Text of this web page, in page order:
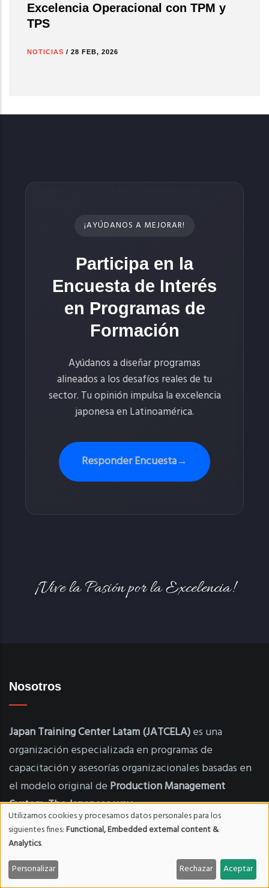
Excelencia Operacional con TPM y
TPS
NOTICIAS / 28 FEB, 2026
¡AYÚDANOS A MEJORAR!
Participa en la
Encuesta de Interés
en Programas de
Formación
Ayúdanos a diseñar programas
alineados a los desafíos reales de tu
sector. Tu opinión impulsa la excelencia
japonesa en Latinoamérica.
Responder Encuesta→
¡Vive la Pasión por la Excelencia!
Nosotros
Japan Training Center Latam (JATCELA)es una
organización especializada en programas de
capacitación y asesorías organizacionales basadas en
el modelo original de Production Management
System,The Japanese way.
Navega
Uso
de
datos
Utilizamos cookies y procesamos datos personales para los
siguientes fines:Functional, Embedded external content &
Analytics.
Personalizar
Rechazar Aceptar